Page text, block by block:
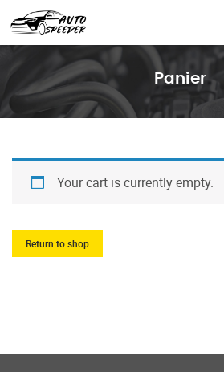
Panier
Your cart is currently empty.
Return to shop